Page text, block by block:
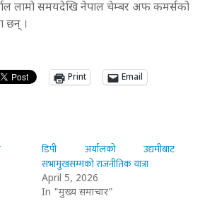
लामो समयदेखि नेपाल चेम्बर अफ कमर्सको
छन् ।
Print Email
डिपी अर्यालको उद्यमीबाट
सभामुखसम्मको राजनीतिक यात्रा
April 5, 2026
In "मुख्य समाचार"